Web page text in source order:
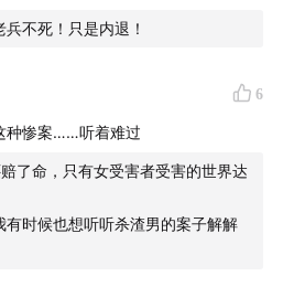
划作者
兵不死！只是内退！
6
种惨案……听着难过
了命，只有女受害者受害的世界达
有时候也想听听杀渣男的案子解解